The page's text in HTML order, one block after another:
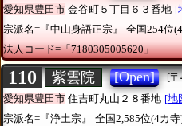
愛知県豊田市 金谷町５丁目６３番地 [
宗派名=『中山身語正宗』
全国254位
法人コード=「7180305005620」
110 紫雲院 [Open]
[〒
愛知県豊田市 住吉町丸山２８番地 [地
宗派名=『浄土宗』
全国2,585位(4カ